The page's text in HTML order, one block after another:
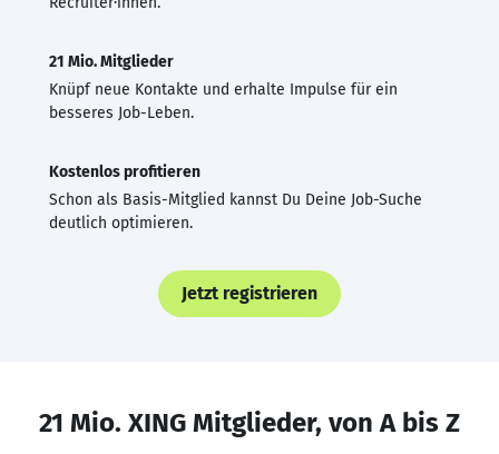
21 Mio. Mitglieder
Knüpf neue Kontakte und erhalte Impulse für ein
besseres Job-Leben.
Kostenlos profitieren
Schon als Basis-Mitglied kannst Du Deine Job-Suche
deutlich optimieren.
Jetzt registrieren
21 Mio. XING Mitglieder, von A bis Z